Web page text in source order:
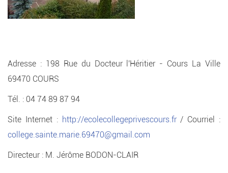
Adresse : 198 Rue du Docteur l'Héritier - Cours La Ville
69470 COURS
Tél. : 04 74 89 87 94
Site Internet : http://ecolecollegeprivescours.fr/ Courriel :
college.sainte.marie.69470@gmail.com
Directeur : M. Jérôme BODON-CLAIR